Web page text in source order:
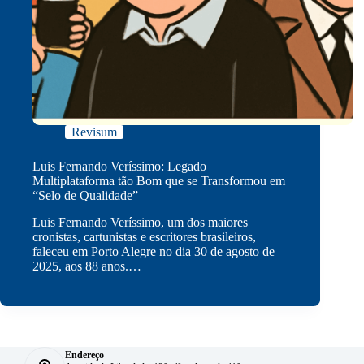
Revisum
Luis Fernando Veríssimo: Legado
Multiplataforma tão Bom que se Transformou em
“Selo de Qualidade”
Luis Fernando Veríssimo, um dos maiores
cronistas, cartunistas e escritores brasileiros,
faleceu em Porto Alegre no dia 30 de agosto de
2025, aos 88 anos.…
Endereço